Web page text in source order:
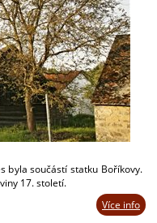
byla součástí statku Boříkovy.
17. století.
Více info